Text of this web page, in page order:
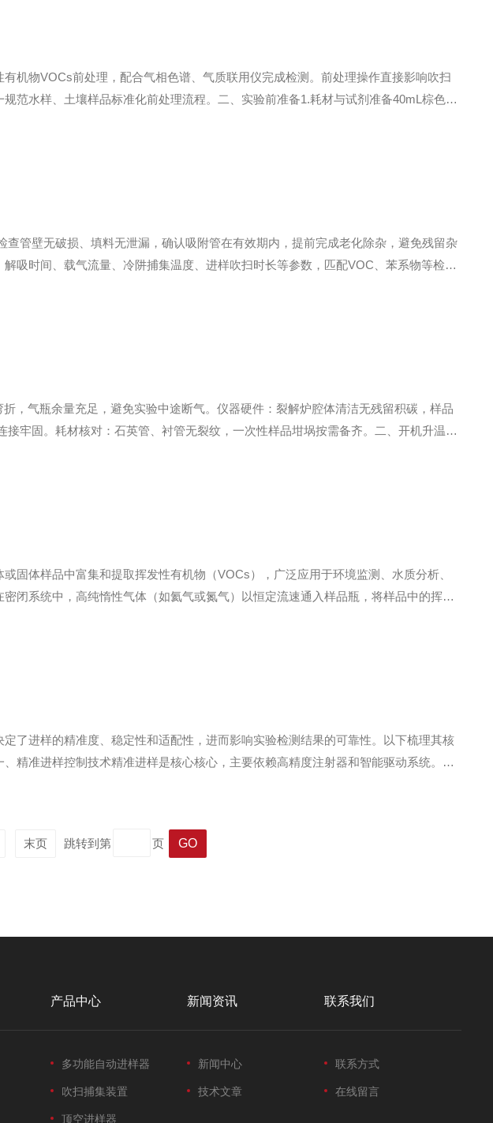
机物VOCs前处理，配合气相色谱、气质联用仪完成检测。前处理操作直接影响吹扫
范水样、土壤样品标准化前处理流程。二、实验前准备1.耗材与试剂准备40mL棕色吹
管壁无破损、填料无泄漏，确认吸附管在有效期内，提前完成老化除杂，避免残留杂
吸时间、载气流量、冷阱捕集温度、进样吹扫时长等参数，匹配VOC、苯系物等检测
，气瓶余量充足，避免实验中途断气。仪器硬件：裂解炉腔体清洁无残留积碳，样品
牢固。耗材核对：石英管、衬管无裂纹，一次性样品坩埚按需备齐。二、开机升温与
固体样品中富集和提取挥发性有机物（VOCs），广泛应用于环境监测、水质分析、
闭系统中，高纯惰性气体（如氦气或氮气）以恒定流速通入样品瓶，将样品中的挥发
了进样的精准度、稳定性和适配性，进而影响实验检测结果的可靠性。以下梳理其核
精准进样控制技术精准进样是核心核心，主要依赖高精度注射器和智能驱动系统。设
末页 跳转到第 页
产品中心
多功能自动进样器
吹扫捕集装置
顶空进样器
新闻资讯
新闻中心
技术文章
联系我们
联系方式
在线留言